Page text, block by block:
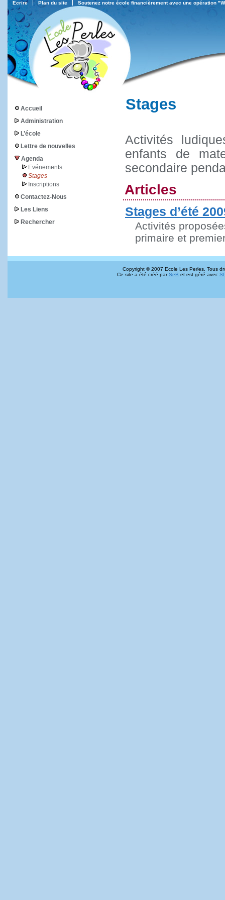
Soutenez notre école financièrement avec une opération
Plan du site
Ecrire
Accueil
Administration
L’école
Lettre de nouvelles
Agenda
Evénements
Stages
Inscriptions
Contactez-Nous
Les Liens
Rechercher
Stages
Activités
enfants de
secondaire
Articles
Stages d’été
Activités
primaire et
Copyright © 2007 Ecole Les Perles. Tous
Ce site a été créé parSeB et est géré avec